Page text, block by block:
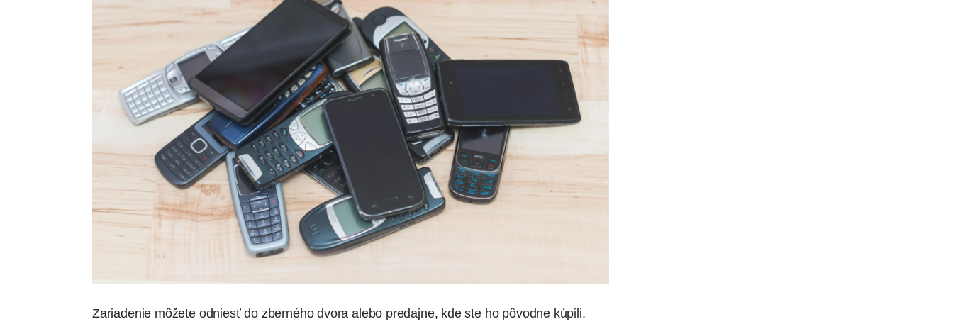
Zariadenie môžete odniesť do zberného dvora alebo predajne, kde ste ho pôvodne kúpili.